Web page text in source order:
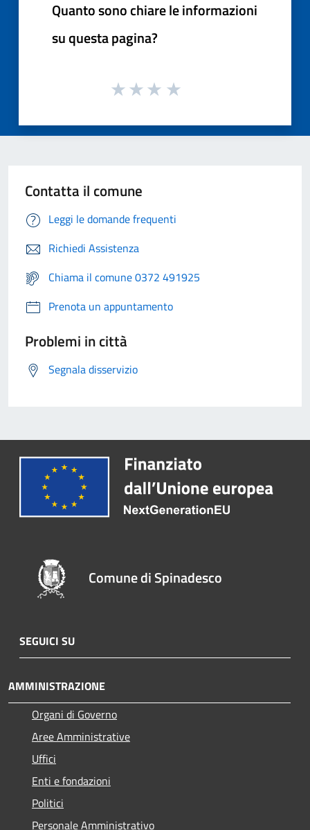
Quanto sono chiare le informazioni
su questa pagina?
Contatta il comune
Leggi le domande frequenti
Richiedi Assistenza
Chiama il comune 0372 491925
Prenota un appuntamento
Problemi in città
Segnala disservizio
Comune di Spinadesco
SEGUICI SU
AMMINISTRAZIONE
Organi di Governo
Aree Amministrative
Uffici
Enti e fondazioni
Politici
Personale Amministrativo